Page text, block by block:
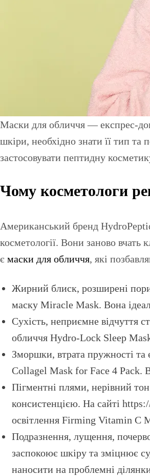
Маски для обличчя — експрес-догляд, який миттєво перетворить вашу шкіру та заповнить нестачу корисних речовин. Щоб обрати ідеальний засіб для
шкіри, необхідно знати її тип та
застосовувати пептидну
Чому косметологи
Американський бренд
косметології. Вони заново вчать
є маски для обличчя, які
Жирний блиск, розширені
маску Miracle Mask. Вона
Сухість, неприємне відчуття
обличчя Hydro-Lock Sleep
Зморшки, втрата пружності та
Collagel Mask for Face 4 Pack.
Пігментні плями, нерівний
консистенцією. На сайті
освітлення Firming Vitamin C
Подразнення, лущення,
заспокоює шкіру та зміцнює
наносити на проблемні